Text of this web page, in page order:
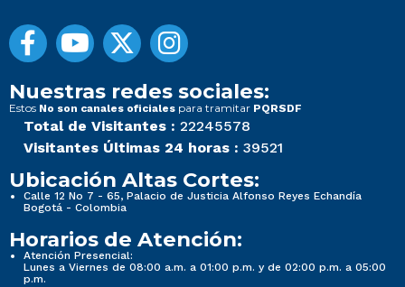
Nuestras redes sociales:
Estos No son canales oficiales para tramitar PQRSDF
Total de Visitantes : 22245578
Visitantes Últimas 24 horas : 39521
Ubicación Altas Cortes:
Calle 12 No 7 - 65, Palacio de Justicia Alfonso Reyes Echandía
Bogotá - Colombia
Horarios de Atención:
Atención Presencial:
Lunes a Viernes de 08:00 a.m. a 01:00 p.m. y de 02:00 p.m. a 05:00
p.m.